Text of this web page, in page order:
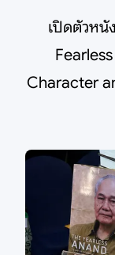
เปิดตัวหนั
Character